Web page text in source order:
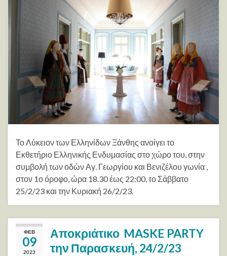
Το Λύκειον των Ελληνίδων Ξάνθης ανοίγει το
Εκθετήριο Ελληνικής Ενδυμασίας στο χώρο του, στην
συμβολή των οδών Αγ. Γεωργίου και Βενιζέλου γωνία ,
στον 1ο όροφο, ώρα 18.30 έως 22:00, το Σάββατο
25/2/23 και την Κυριακή 26/2/23.
ΦΕΒ
09
2023
Αποκριάτικο MASKE PARTY
την Παρασκευή, 24/2/23